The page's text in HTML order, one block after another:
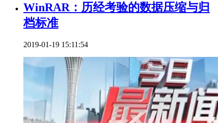
WinRAR：历经考验的数据压缩与归
档标准
2019-01-19 15:11:54